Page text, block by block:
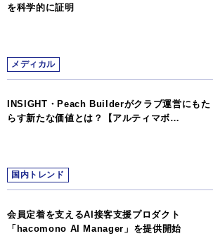
を科学的に証明
メディカル
INSIGHT・Peach Builderがクラブ運営にもた
らす新たな価値とは？【アルティマボ…
国内トレンド
会員定着を支えるAI接客支援プロダクト
「hacomono AI Manager」を提供開始